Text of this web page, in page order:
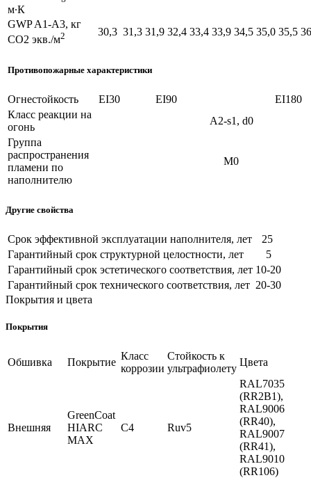
м∙К
GWP A1-A3, кг
CO2 экв./м2 30,3 31,3 31,9 32,4 33,4 33,9 34,5 35,0 35,5
Противопожарные характеристики
Огнестойкость EI30 EI90
EI180
Класс реакции на
огонь
A2-s1, d0
Группа
распространения
пламени по
наполнителю
М0
Другие свойства
Срок эффективной эксплуатации наполнителя, лет
25
Гарантийный срок структурной целостности, лет
5
Гарантийный срок эстетического соответствия, лет 10-20
Гарантийный срок технического соответствия, лет 20-30
Покрытия и цвета
Покрытия
Обшивка Покрытие
Класс
коррозии
Стойкость к
ультрафиолету
Цвета
Внешняя
GreenCoat
HIARC
MAX
C4 Ruv5
RAL7035
(RR2B1),
RAL9006
(RR40),
RAL9007
(RR41),
RAL9010
(RR106)